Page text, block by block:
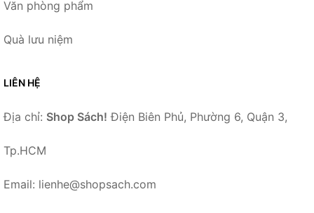
Văn phòng phẩm
Quà lưu niệm
LIÊN HỆ
Địa chỉ: Shop Sách! Điện Biên Phủ, Phường 6, Quận 3,
Tp.HCM
Email: lienhe@shopsach.com